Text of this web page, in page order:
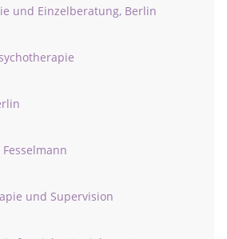
und Einzelberatung, Berlin
und Supervision